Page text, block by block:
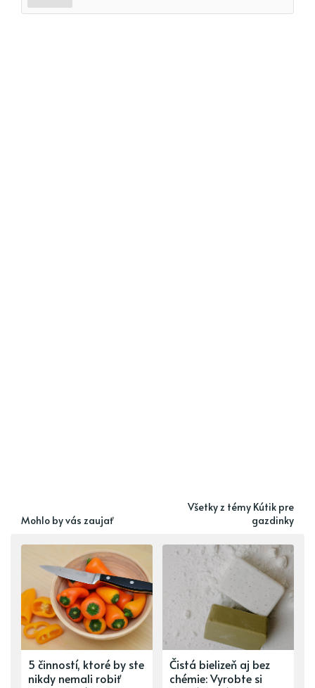
Mohlo by vás zaujať
Všetky z témy Kútik pre
gazdinky
5 činností, ktoré by ste
nikdy nemali robiť
Čistá bielizeň aj bez
chémie: Vyrobte si